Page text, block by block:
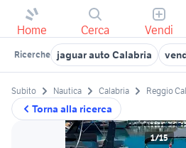
Home Cerca Vendi
Ricerche jaguar auto Calabria
Torna alla ricerca
Subito Nautica Calabria Reggio
1/15